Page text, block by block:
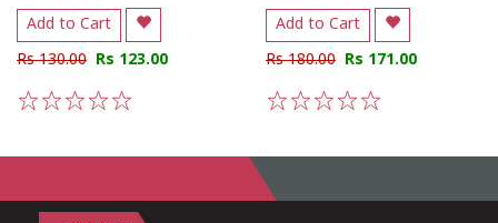
Add to Cart
Rs 130.00 Rs 123.00
Add to Cart
Rs 180.00 Rs 171.00